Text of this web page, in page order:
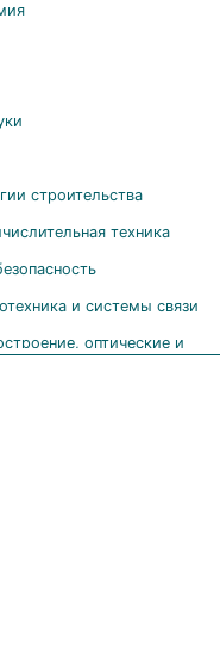
строительства
техника
и системы связи
оптические и
и технологии